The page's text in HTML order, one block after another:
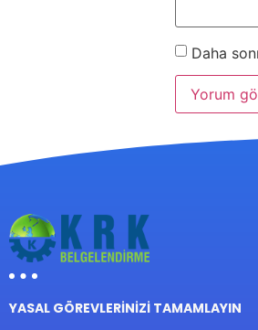
Daha
YASAL GÖREVLERİNİZİ TAMAMLAYIN